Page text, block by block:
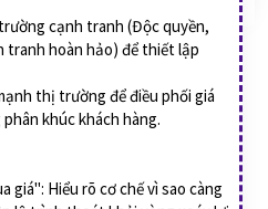
cạnh tranh (Độc quyền,
tranh hoàn hảo) để thiết lập
thị trường để điều phối giá
khúc khách hàng.
giá": Hiểu rõ cơ chế vì sao càng